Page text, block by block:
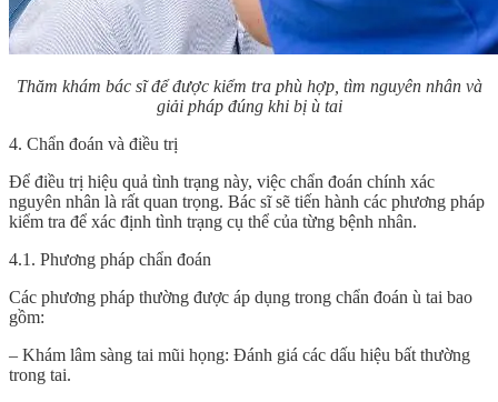
Thăm khám bác sĩ để được kiểm tra phù hợp, tìm nguyên nhân và
giải pháp đúng khi bị ù tai
4. Chẩn đoán và điều trị
Để điều trị hiệu quả tình trạng này, việc chẩn đoán chính xác
nguyên nhân là rất quan trọng. Bác sĩ sẽ tiến hành các phương pháp
kiểm tra để xác định tình trạng cụ thể của từng bệnh nhân.
4.1. Phương pháp chẩn đoán
Các phương pháp thường được áp dụng trong chẩn đoán ù tai bao
gồm:
– Khám lâm sàng tai mũi họng: Đánh giá các dấu hiệu bất thường
trong tai.